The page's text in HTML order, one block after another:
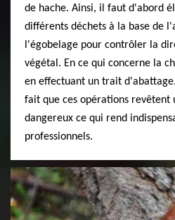
de hache. Ainsi, il faut d'abord
différents déchets à la base de
l'égobelage pour contrôler la
végétal. En ce qui concerne la
en effectuant un trait
fait que ces opérations revêtent
dangereux ce qui rend
professionnels.